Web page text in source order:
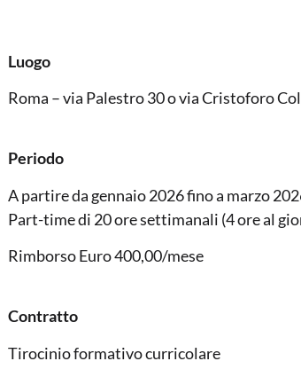
Luogo
Roma – via Palestro 30 o via Cristoforo
Periodo
A partire da gennaio 2026 fino a marzo
Part-time di 20 ore settimanali (4 ore al
Rimborso Euro 400,00/mese
Contratto
Tirocinio formativo curricolare